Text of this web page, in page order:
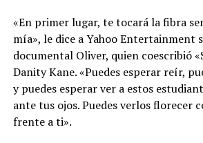
«En primer lugar, te tocará la fibra
mía», le dice a Yahoo Entertainment
documental Oliver, quien coescribió
Danity Kane. «Puedes esperar reír,
y puedes esperar ver a estos
ante tus ojos. Puedes verlos florecer
frente a ti».